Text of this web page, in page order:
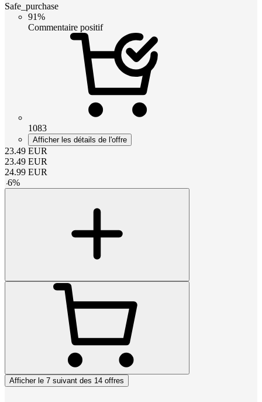
Safe_purchase
91%
Commentaire positif
1083
Afficher les détails de l'offre
23.49 EUR
23.49 EUR
24.99 EUR
-6%
Afficher le 7 suivant des 14 offres